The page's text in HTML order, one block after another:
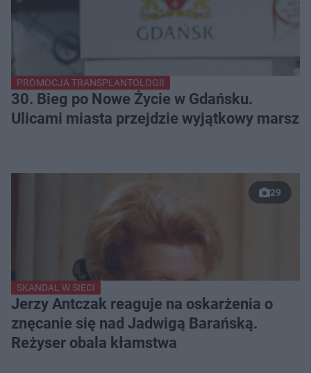
PROMOCJA TRANSPLANTOLOGII
30. Bieg po Nowe Życie w Gdańsku.
Ulicami miasta przejdzie wyjątkowy marsz
29
SKANDAL W SIECI
Jerzy Antczak reaguje na oskarżenia o
znęcanie się nad Jadwigą Barańską.
Reżyser obala kłamstwa